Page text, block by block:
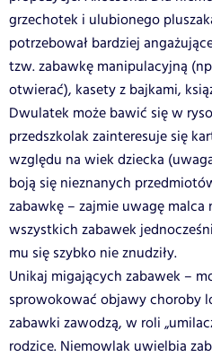
grzechotek i ulubionego
potrzebował bardziej
tzw. zabawkę manipulacyjną
otwierać), kasety z bajkami,
Dwulatek może bawić się w
przedszkolak zainteresuje się
względu na wiek dziecka
boją się nieznanych
zabawkę – zajmie uwagę malca
wszystkich zabawek
mu się szybko nie znudziły.
Unikaj migających zabawek –
sprowokować objawy choroby
zabawki zawodzą, w roli
rodzice. Niemowlak uwielbia